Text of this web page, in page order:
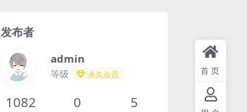
发布者
admin
等级 永久会员
1082 0 5
首页